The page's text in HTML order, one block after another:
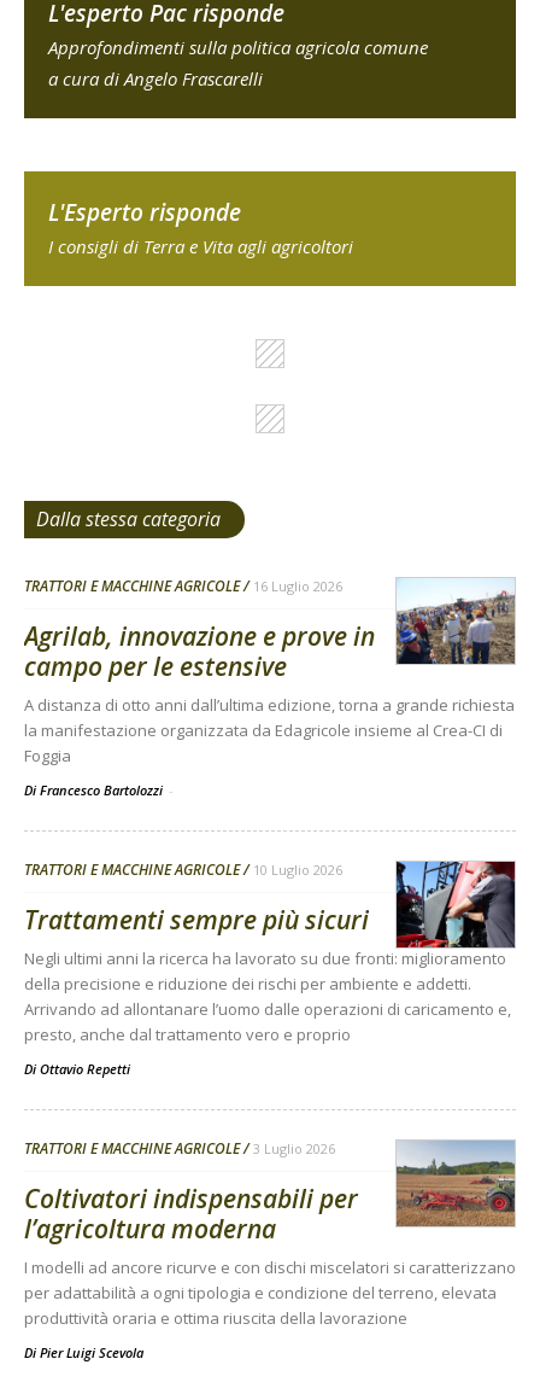
L'esperto Pac risponde
Approfondimenti sulla politica agricola comune
a cura di Angelo Frascarelli
L'Esperto risponde
I consigli di Terra e Vita agli agricoltori
Dalla stessa categoria
TRATTORI E MACCHINE AGRICOLE 16 Luglio 2026
Agrilab, innovazione e prove in
campo per le estensive
A distanza di otto anni dall’ultima edizione, torna a grande richiesta
la manifestazione organizzata da Edagricole insieme al Crea-CI di
Foggia
Di Francesco Bartolozzi -
TRATTORI E MACCHINE AGRICOLE 10 Luglio 2026
Trattamenti sempre più sicuri
Negli ultimi anni la ricerca ha lavorato su due fronti: miglioramento
della precisione e riduzione dei rischi per ambiente e addetti.
Arrivando ad allontanare l’uomo dalle operazioni di caricamento e,
presto, anche dal trattamento vero e proprio
Di Ottavio Repetti
TRATTORI E MACCHINE AGRICOLE 3 Luglio 2026
Coltivatori indispensabili per
l’agricoltura moderna
I modelli ad ancore ricurve e con dischi miscelatori si caratterizzano
per adattabilità a ogni tipologia e condizione del terreno, elevata
produttività oraria e ottima riuscita della lavorazione
Di Pier Luigi Scevola